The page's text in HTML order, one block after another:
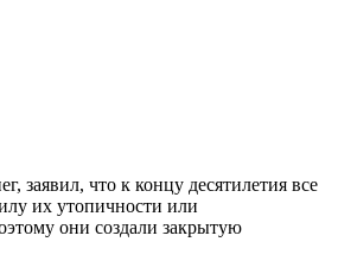
заявил, что к концу десятилетия все
их утопичности или
они создали закрытую